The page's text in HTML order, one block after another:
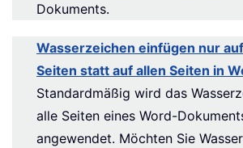
Dokuments.
Wasserzeichen einfügen nur
Seiten statt auf allen Seiten in
Standardmäßig wird das
alle Seiten eines Word-
angewendet. Möchten Sie